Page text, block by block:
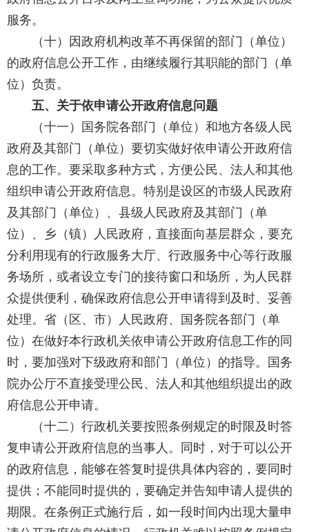
服务。
（十）因政府机构改革不再保留的部门（单位）
的政府信息公开工作，由继续履行其职能的部门（单
位）负责。
五、关于依申请公开政府信息问题
（十一）国务院各部门（单位）和地方各级人民
政府及其部门（单位）要切实做好依申请公开政府信
息的工作。要采取多种方式，方便公民、法人和其他
组织申请公开政府信息。特别是设区的市级人民政府
及其部门（单位）、县级人民政府及其部门（单
位）、乡（镇）人民政府，直接面向基层群众，要充
分利用现有的行政服务大厅、行政服务中心等行政服
务场所，或者设立专门的接待窗口和场所，为人民群
众提供便利，确保政府信息公开申请得到及时、妥善
处理。省（区、市）人民政府、国务院各部门（单
位）在做好本行政机关依申请公开政府信息工作的同
时，要加强对下级政府和部门（单位）的指导。国务
院办公厅不直接受理公民、法人和其他组织提出的政
府信息公开申请。
（十二）行政机关要按照条例规定的时限及时答
复申请公开政府信息的当事人。同时，对于可以公开
的政府信息，能够在答复时提供具体内容的，要同时
提供；不能同时提供的，要确定并告知申请人提供的
期限。在条例正式施行后，如一段时间内出现大量申